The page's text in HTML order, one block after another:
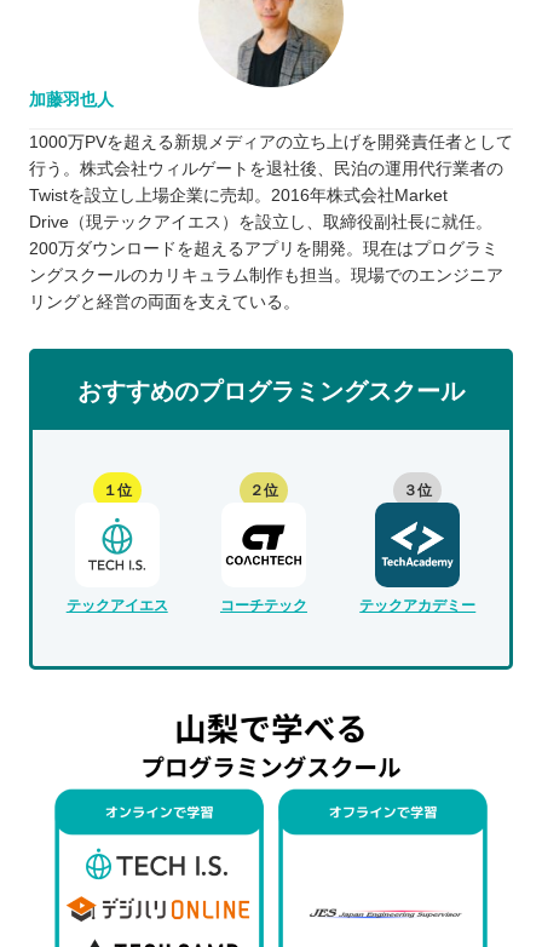
加藤羽也人
1000万PVを超える新規メディアの立ち上げを開発責任者として
行う。株式会社ウィルゲートを退社後、民泊の運用代行業者の
Twistを設立し上場企業に売却。2016年株式会社Market
Drive（現テックアイエス）を設立し、取締役副社長に就任。
200万ダウンロードを超えるアプリを開発。現在はプログラミ
ングスクールのカリキュラム制作も担当。現場でのエンジニア
リングと経営の両面を支えている。
おすすめのプログラミングスクール
１位
テックアイエス
２位
コーチテック
３位
テックアカデミー